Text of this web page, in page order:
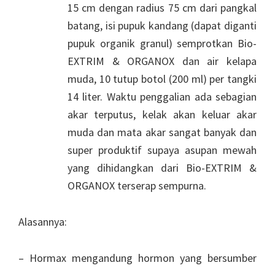
15 cm dengan radius 75 cm dari pangkal
batang, isi pupuk kandang (dapat diganti
pupuk organik granul) semprotkan Bio-
EXTRIM & ORGANOX dan air kelapa
muda, 10 tutup botol (200 ml) per tangki
14 liter. Waktu penggalian ada sebagian
akar terputus, kelak akan keluar akar
muda dan mata akar sangat banyak dan
super produktif supaya asupan mewah
yang dihidangkan dari Bio-EXTRIM &
ORGANOX terserap sempurna.
Alasannya:
– Hormax mengandung hormon yang bersumber